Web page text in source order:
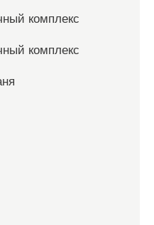
комплекс
комплекс